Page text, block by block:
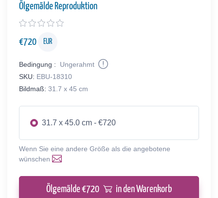
Ölgemälde Reproduktion
€720 EUR
Bedingung :
Ungerahmt
SKU: EBU-18310
Bildmaß: 31.7 x 45 cm
31.7 x 45.0 cm - €720
Wenn Sie eine andere Größe als die angebotene
wünschen
Ölgemälde €720 in den Warenkorb